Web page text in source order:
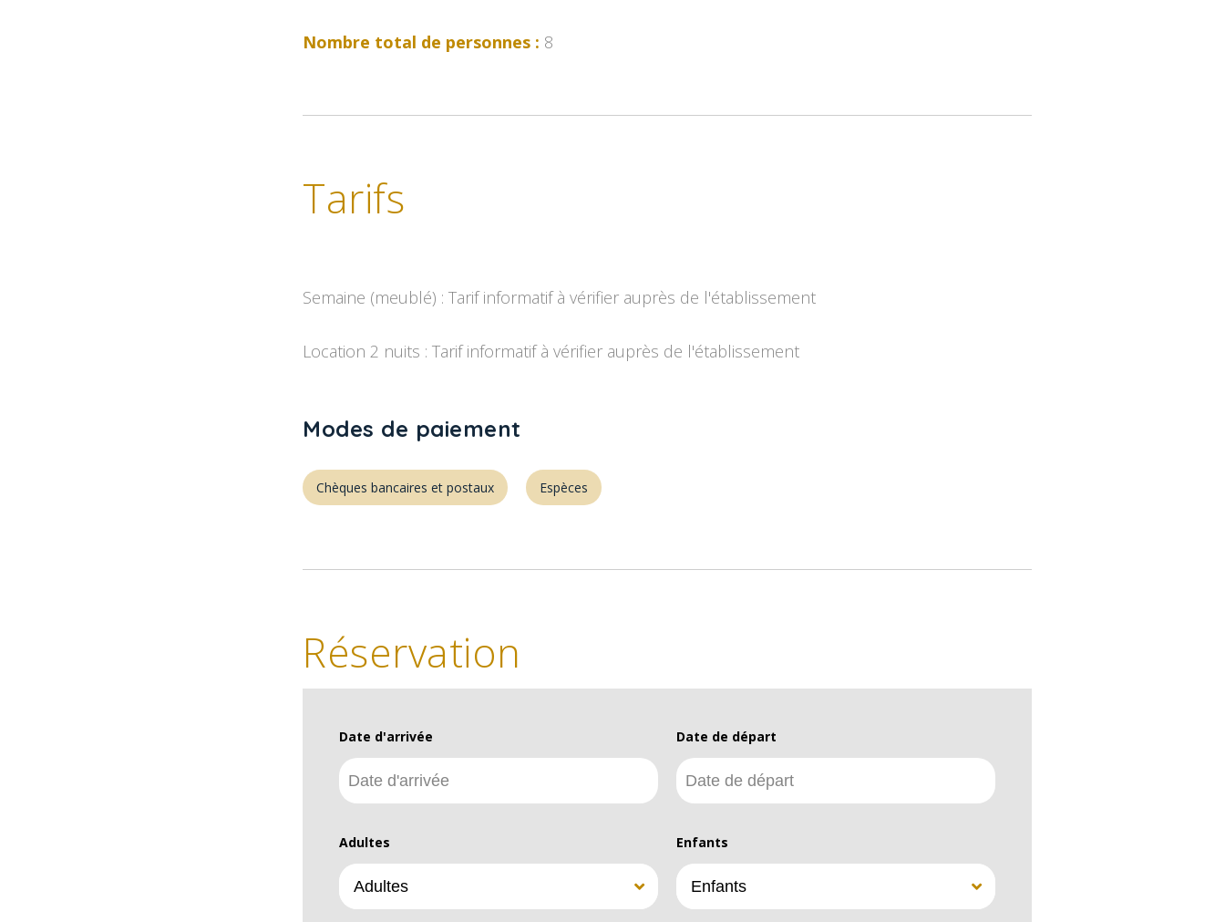
Nombre total de personnes : 8
Tarifs
Semaine (meublé) : Tarif informatif à vérifier auprès de l'établissement
Location 2 nuits : Tarif informatif à vérifier auprès de l'établissement
Modes de paiement
Chèques bancaires et postaux Espèces
Réservation
Date d'arrivée Date de départ
Adultes Enfants